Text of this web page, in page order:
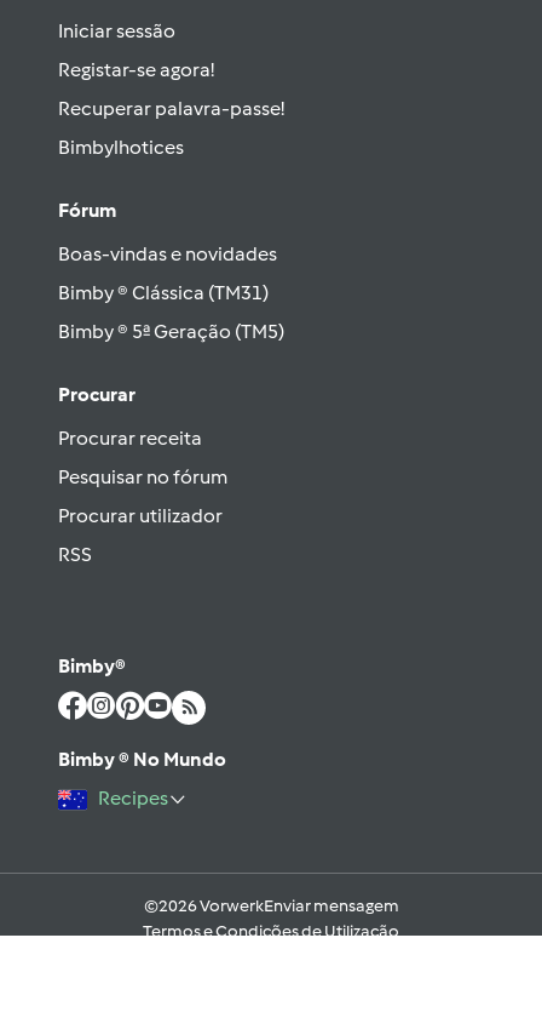
Iniciar sessão
Registar-se agora!
Recuperar palavra-passe!
Bimbylhotices
Fórum
Boas-vindas e novidades
Bimby ® Clássica (TM31)
Bimby ® 5ª Geração (TM5)
Procurar
Procurar receita
Pesquisar no fórum
Procurar utilizador
RSS
Bimby®
Bimby ® No Mundo
Recipes
©2026 VorwerkEnviar mensagem
Termos e Condições de Utilização